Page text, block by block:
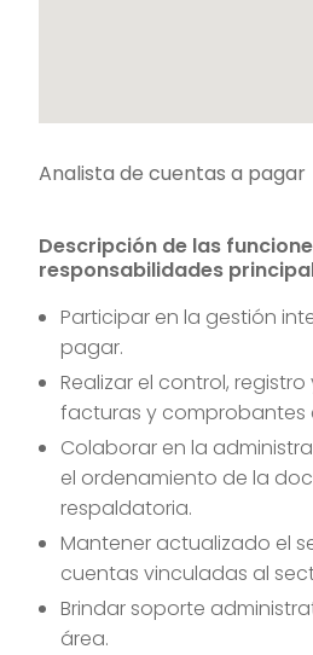
Analista de cuentas a pagar
Descripción de las
responsabilidades
Participar en la gestión
pagar.
Realizar el control,
facturas y comprobantes
Colaborar en la
el ordenamiento de la
respaldatoria.
Mantener actualizado el
cuentas vinculadas al
Brindar soporte
área.